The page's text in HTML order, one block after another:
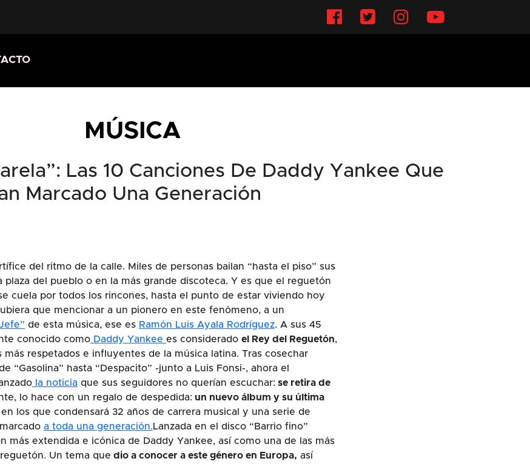
MÚSICA
Las 10 Canciones De Daddy Yankee Que
Marcado Una Generación
del ritmo de la calle. Miles de personas bailan “hasta el piso” sus
plaza del pueblo o en la más grande discoteca. Y es que el reguetón
cuela por todos los rincones, hasta el punto de estar viviendo hoy
que mencionar a un pionero en este fenómeno, a un
de esta música, ese es Ramón Luis Ayala Rodríguez. A sus 45
conocido como Daddy Yankee es considerado el Rey del Reguetón,
más respetados e influyentes de la música latina. Tras cosechar
“Gasolina” hasta “Despacito” -junto a Luis Fonsi-, ahora el
la noticia que sus seguidores no querían escuchar: se retira de
lo hace con un regalo de despedida: un nuevo álbum y su última
los que condensará 32 años de carrera musical y una serie de
a toda una generación.Lanzada en el disco “Barrio fino”
más extendida e icónica de Daddy Yankee, así como una de las más
Un tema que dio a conocer a este género en Europa, así